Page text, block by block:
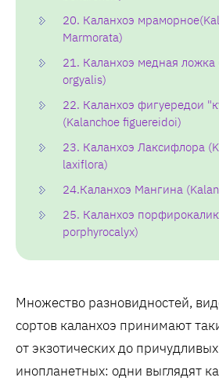
20. Каланхоэ
Marmorata)
21. Каланхоэ медная ложка
orgyalis)
22. Каланхоэ фигуередои
(Kalanchoe figuereidoi)
23. Каланхоэ Лаксифлора
laxiflora)
24.Каланхоэ Мангина
25. Каланхоэ
porphyrocalyx)
Множество разновидностей,
сортов каланхоэ принимают
от экзотических до
инопланетных: одни выглядят